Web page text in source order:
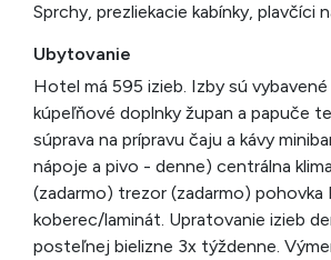
Sprchy, prezliekacie kabínky, plavčíci
Ubytovanie
Hotel má 595 izieb. Izby sú
kúpeľňové doplnky župan a papuče
súprava na prípravu čaju a kávy
nápoje a pivo - denne) centrálna
(zadarmo) trezor (zadarmo) pohovka
koberec/laminát. Upratovanie izieb
posteľnej bielizne 3x týždenne.